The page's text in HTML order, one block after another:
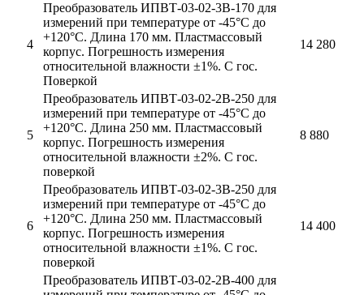
4
Преобразователь ИПВТ-03-02-3В-170 для
измерений при температуре от -45°С до
+120°С. Длина 170 мм. Пластмассовый
корпус. Погрешность измерения
относительной влажности ±1%. С гос.
Поверкой
14 280
5
Преобразователь ИПВТ-03-02-2В-250 для
измерений при температуре от -45°С до
+120°С. Длина 250 мм. Пластмассовый
корпус. Погрешность измерения
относительной влажности ±2%. С гос.
поверкой
8 880
6
Преобразователь ИПВТ-03-02-3В-250 для
измерений при температуре от -45°С до
+120°С. Длина 250 мм. Пластмассовый
корпус. Погрешность измерения
относительной влажности ±1%. С гос.
поверкой
14 400
Преобразователь ИПВТ-03-02-2В-400 для